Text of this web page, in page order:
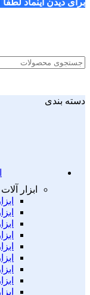
برای دیدن اینماد لطفا VPN را خاموش کنید
دسته بندی
ابزار آلات